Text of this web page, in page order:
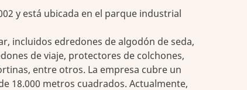
y está ubicada en el parque industrial
incluidos edredones de algodón de seda,
de viaje, protectores de colchones,
entre otros. La empresa cubre un
18.000 metros cuadrados. Actualmente,